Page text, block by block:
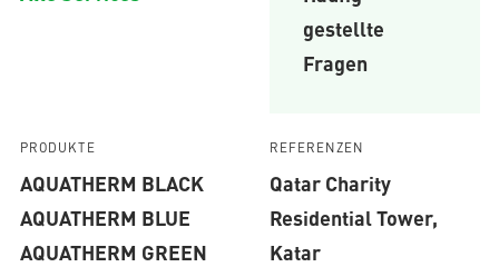
gestellte
Fragen
PRODUKTE
AQUATHERM BLACK
AQUATHERM BLUE
AQUATHERM GREEN
REFERENZEN
Qatar Charity
Residential Tower,
Katar